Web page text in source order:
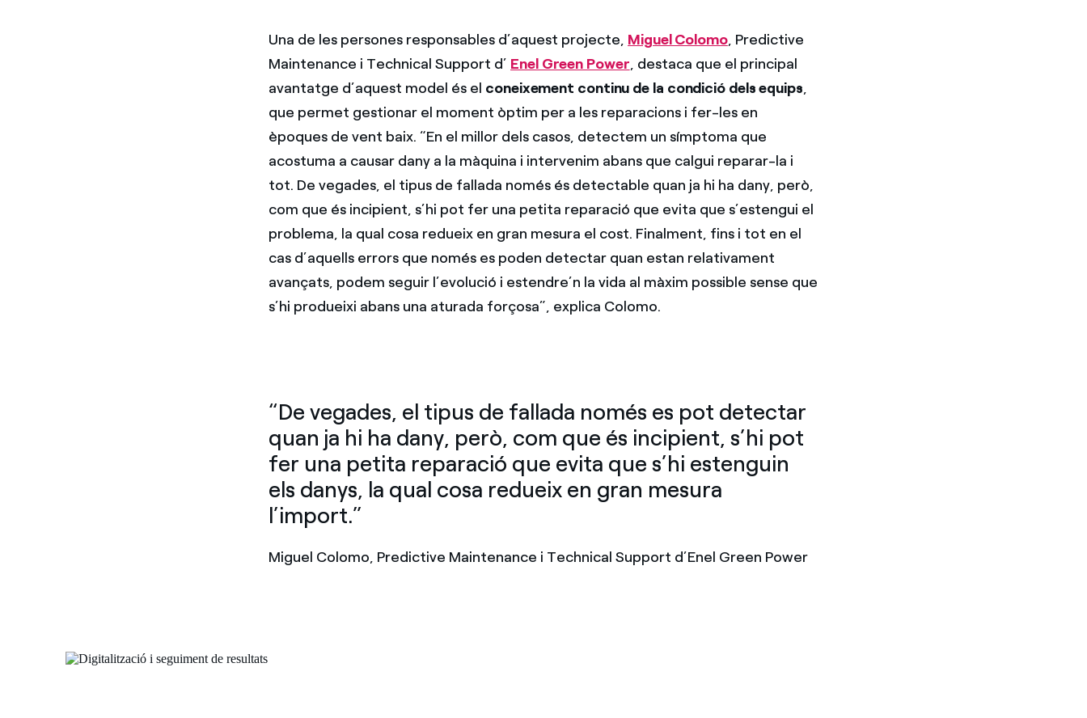
Una de les persones responsables d’aquest projecte, Miguel Colomo, Predictive
Maintenance i Technical Support d’ Enel Green Power, destaca que el principal
avantatge d’aquest model és el coneixement continu de la condició dels equips,
que permet gestionar el moment òptim per a les reparacions i fer-les en
èpoques de vent baix. “En el millor dels casos, detectem un símptoma que
acostuma a causar dany a la màquina i intervenim abans que calgui reparar-la i
tot. De vegades, el tipus de fallada només és detectable quan ja hi ha dany, però,
com que és incipient, s’hi pot fer una petita reparació que evita que s’estengui el
problema, la qual cosa redueix en gran mesura el cost. Finalment, fins i tot en el
cas d’aquells errors que només es poden detectar quan estan relativament
avançats, podem seguir l’evolució i estendre’n la vida al màxim possible sense que
s’hi produeixi abans una aturada forçosa”, explica Colomo.
“De vegades, el tipus de fallada només es pot detectar
quan ja hi ha dany, però, com que és incipient, s’hi pot
fer una petita reparació que evita que s’hi estenguin
els danys, la qual cosa redueix en gran mesura
l’import.”
Miguel Colomo, Predictive Maintenance i Technical Support d’Enel Green Power